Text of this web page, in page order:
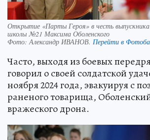
Открытие «Парты Героя» в честь выпускника
школы №21 Максима Оболенского
Фото:Александр ИВАНОВ. Перейти в
Часто, выходя из боевых
говорил о своей солдатской
ноября 2024 года, эвакуируя с
раненого товарища,
вражеского дрона.